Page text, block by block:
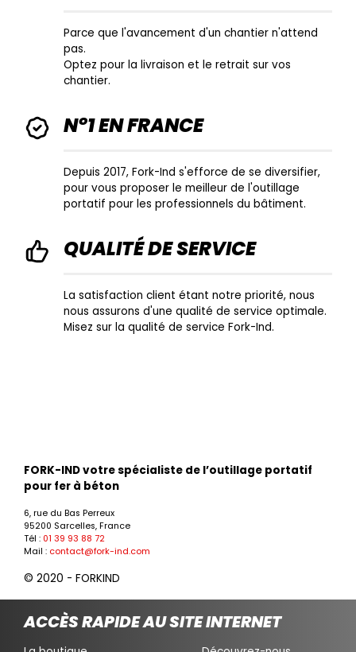
Parce que l'avancement d'un chantier n'attend
pas.
Optez pour la livraison et le retrait sur vos
chantier.
N°1 EN FRANCE
Depuis 2017, Fork-Ind s'efforce de se diversifier,
pour vous proposer le meilleur de l'outillage
portatif pour les professionnels du bâtiment.
QUALITÉ DE SERVICE
La satisfaction client étant notre priorité, nous
nous assurons d'une qualité de service optimale.
Misez sur la qualité de service Fork-Ind.
FORK-IND votre spécialiste de l’outillage portatif
pour fer à béton
6, rue du Bas Perreux
95200 Sarcelles, France
Tél : 01 39 93 88 72
Mail : contact@fork-ind.com
© 2020 - FORKIND
ACCÈS RAPIDE AU SITE INTERNET